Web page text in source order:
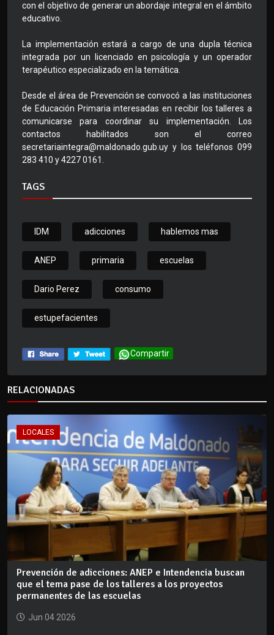
con el objetivo de generar un abordaje integral en el ámbito
educativo.
La implementación estará a cargo de una dupla técnica
integrada por un licenciado en psicología y un operador
terapéutico especializado en la temática.
Desde el área de Prevención se convocó a las instituciones
de Educación Primaria interesadas en recibir los talleres a
comunicarse para coordinar su implementación. Los
contactos habilitados son el correo
secretariaintegra@maldonado.gub.uy y los teléfonos 099
283 410 y 4227 0161.
TAGS
IDM adicciones hablemos mas
ANEP primaria escuelas
Dario Perez consumo
estupefacientes
Compartir
RELACIONADAS
LOCALES
Prevención de adicciones: ANEP e Intendencia buscan
que el tema pase de los talleres a los proyectos
permanentes de las escuelas
Jun 04 2026